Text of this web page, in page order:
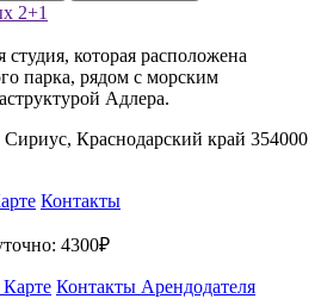
2+1
студия, которая расположена
парка, рядом с морским
Адлера.
Краснодарский край 354000
Контакты
4300₽
Контакты Арендодателя